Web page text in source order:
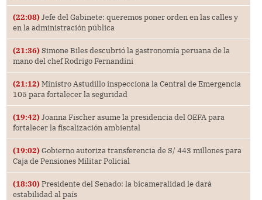
(22:08) Jefe del Gabinete: queremos poner orden en las calles y
en la administración pública
(21:36) Simone Biles descubrió la gastronomía peruana de la
mano del chef Rodrigo Fernandini
(21:12) Ministro Astudillo inspecciona la Central de Emergencia
105 para fortalecer la seguridad
(19:42) Joanna Fischer asume la presidencia del OEFA para
fortalecer la fiscalización ambiental
(19:02) Gobierno autoriza transferencia de S/ 443 millones para
Caja de Pensiones Militar Policial
(18:30) Presidente del Senado: la bicameralidad le dará
estabilidad al país